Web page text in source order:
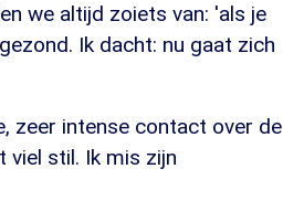
we altijd zoiets van: 'als je
Ik dacht: nu gaat zich
zeer intense contact over de
viel stil. Ik mis zijn